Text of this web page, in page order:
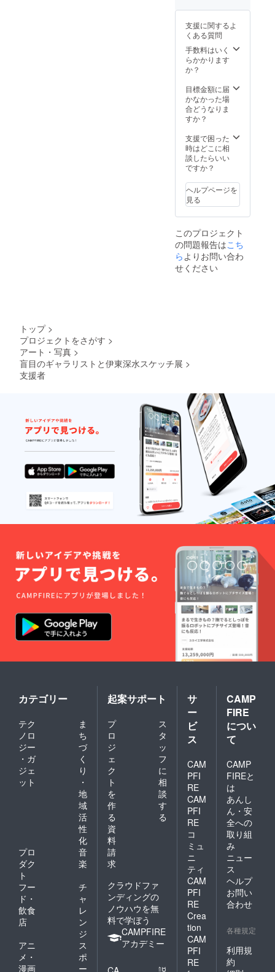
ではあ
ります
が、本
画集に
ては、
植物や
ンチ絵
なども
納めら
本画に
はな
い、ど
こかリ
ティに
てモダ
ンなス
ケッチ
す。 ご
支援の
際に、
ご希望
を備考
視力を
にまと
められ
ていた
もの(画
集)を提
ていた
だきま
す。 美
人画に
れる伊
東深水
ではあ
ります
画集に
ては、
植物や
布袋
ンチ絵
なども
納めら
れてい
ます。
い。 ご
支援の
際に、
ご希望
を備考
欄にご
記入く
ださ
い。
支援に関するよ
くある質問
手数料はいく
らかかります
か？
目標金額に届
かなかった場
合どうなりま
すか？
支援で困った
時はどこに相
談したらいい
ですか？
ヘルプページを
見る
このプロジェクト
の問題報告はこち
らよりお問い合わ
せください
トップ >
プロジェクトをさがす >
アート・写真 >
盲目のギャラリストと伊東深水スケッチ展 >
支援者
カテゴリー
テク
ノロ
ジー
・ガ
ジェ
ット
ま
ち
づ
く
り
・
地
域
活
性
化
プロ
ダク
ト
音
楽
フー
ド・
飲食
店
チ
ャ
レ
ン
ジ
アニ
メ・
漫画
ス
ポ
ー
起案サポート
プ
ロ
ジ
ェ
ク
ト
を
作
る
ス
タ
ッ
フ
に
相
談
す
る
資
料
請
求
クラウドファ
ンディングの
ノウハウを無
料で学ぼう
CAMPFIRE
アカデミー
サ
ー
ビ
ス
CAM
PFI
RE
CAM
PFI
RE
コ
ミュ
ニ
ティ
CAM
PFI
RE
Crea
tion
CAM
PFI
RE
CAMP
FIRE
につい
て
CAMP
FIREと
は
あんし
ん・安
全への
取り組
み
ニュー
ス
ヘルプ
お問い
合わせ
各種規定
利用規
約